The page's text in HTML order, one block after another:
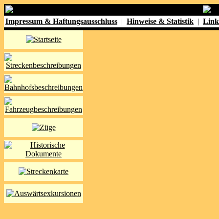
Impressum & Haftungsausschluss | Hinweise & Statistik |